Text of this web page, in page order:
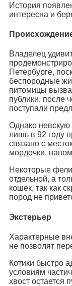
История
интересна и
Владелец
Петербурге,
беспородные
питомицы
публики, после
поступали
Однако
лишь в 92 году
связано с
мордочки,
Некоторые
отдельной, а
кошек, так как
пород не
Экстерьер
Характерные
не позволят
Котики быстро
условиям
хвост остается